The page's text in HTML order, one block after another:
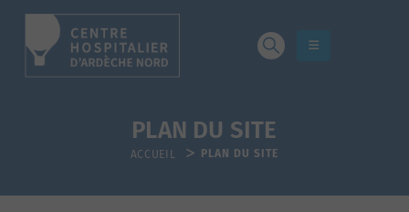
ACCUEIL PLAN DU SITE
PLAN DU SITE